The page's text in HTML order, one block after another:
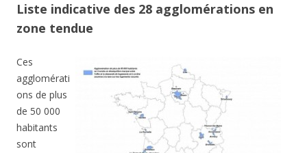
Liste indicative des 28 agglomérations en
zone tendue
Ces
agglomérati
ons de plus
de 50 000
habitants
sont